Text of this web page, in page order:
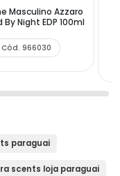
Masculino Azzaro
Night EDP 100ml
Cód. 966030
paraguai
scents loja paraguai